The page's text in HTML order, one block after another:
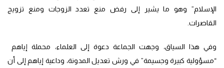
الإسلام” وهو ما يشير إلى رفض منع تعدد الزوجات ومنع تزويج
القاصرات.
وفي هذا السياق، وجهت الجماعة دعوة إلى العلماء، محملة إياهم
“مسؤولية كبيرة وجسيمة” في ورش تعديل المدونة، وداعية إياهم إلى أن